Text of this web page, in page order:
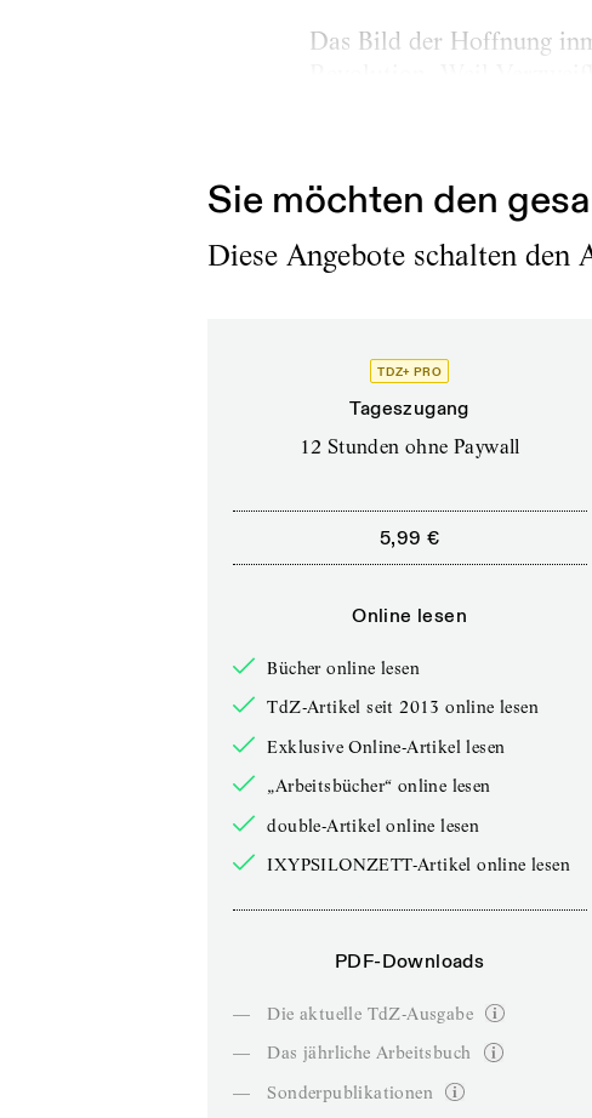
Das Bild der Hoffnung
Sie möchten den
Diese Angebote schalten den
TDZ+ PRO
Tageszugang
12 Stunden ohne Paywall
5,99 €
Online lesen
Bücher online lesen
TdZ-Artikel seit 2013 online lesen
Exklusive Online-Artikel lesen
„Arbeitsbücher“ online lesen
double-Artikel online lesen
IXYPSILONZETT-Artikel online lesen
PDF-Downloads
—
Die aktuelle TdZ-Ausgabe
—
Das jährliche Arbeitsbuch
—
Sonderpublikationen